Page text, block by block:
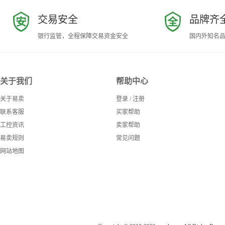
交易安全
银行监管，全程保障交易资金安全
品牌齐
国内外知名
关于我们
关于易卖
联系客服
工控资讯
易卖规则
网站地图
帮助中心
登录 / 注册
买家帮助
卖家帮助
常见问题